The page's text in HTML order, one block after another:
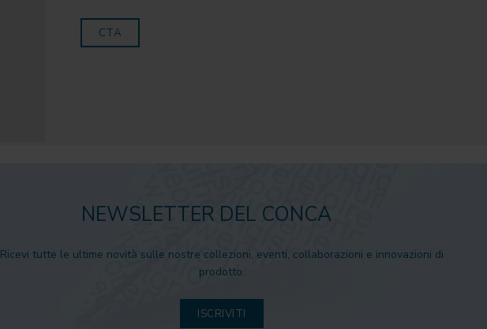
CTA
NEWSLETTER DEL CONCA
Ricevi tutte le ultime novità sulle nostre collezioni, eventi, collaborazioni e innovazioni di
prodotto.
ISCRIVITI